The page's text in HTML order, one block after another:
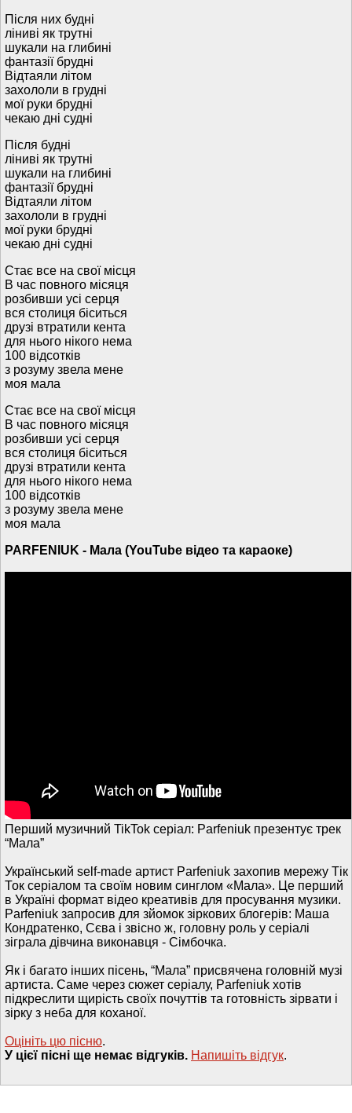
Після них будні
ліниві як трутні
шукали на глибині
фантазії брудні
Відтаяли літом
захололи в грудні
мої руки брудні
чекаю дні судні
Після будні
ліниві як трутні
шукали на глибині
фантазії брудні
Відтаяли літом
захололи в грудні
мої руки брудні
чекаю дні судні
Стає все на свої місця
В час повного місяця
розбивши усі серця
вся столиця біситься
друзі втратили кента
для нього нікого нема
100 відсотків
з розуму звела мене
моя мала
Стає все на свої місця
В час повного місяця
розбивши усі серця
вся столиця біситься
друзі втратили кента
для нього нікого нема
100 відсотків
з розуму звела мене
моя мала
PARFENIUK - Мала (YouTube відео та караоке)
Перший музичний TikTok серіал: Parfeniuk презентує трек
“Мала”
Український self-made артист Parfeniuk захопив мережу Тік
Ток серіалом та своїм новим синглом «Мала». Це перший
в Україні формат відео креативів для просування музики.
Parfeniuk запросив для зйомок зіркових блогерів: Маша
Кондратенко, Сєва і звісно ж, головну роль у серіалі
зіграла дівчина виконавця - Сімбочка.
Як і багато інших пісень, “Мала” присвячена головній музі
артиста. Саме через сюжет серіалу, Parfeniuk хотів
підкреслити щирість своїх почуттів та готовність зірвати і
зірку з неба для коханої.
Оцініть цю пісню.
У цієї пісні ще немає відгуків. Напишiть вiдгук.